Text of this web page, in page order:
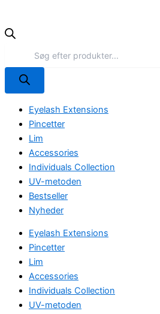
Eyelash Extensions
Pincetter
Lim
Accessories
Individuals Collection
UV-metoden
Bestseller
Nyheder
Eyelash Extensions
Pincetter
Lim
Accessories
Individuals Collection
UV-metoden